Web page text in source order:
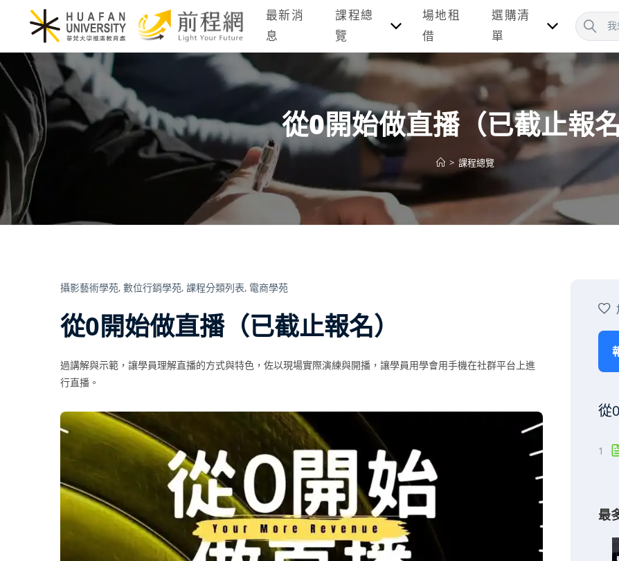
最新消
息
課程總
覽
場地租
借
選購清
單
從0開始做直播（已截止報
> 課程總覽
攝影藝術學苑, 數位行銷學苑, 課程分類列表, 電商學苑
從0開始做直播（已截止報名）
過講解與示範，讓學員理解直播的方式與特色，佐以現場實際演練與開播，讓學員用學會用手機在社群平台上進
行直播。
從
1
最